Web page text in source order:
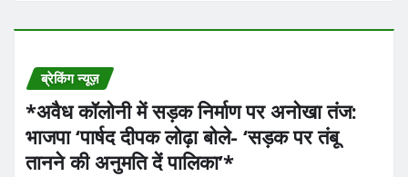
ब्रेकिंग न्यूज़
*अवैध कॉलोनी में सड़क निर्माण पर अनोखा तंज:
भाजपा ‘पार्षद दीपक लोढ़ा बोले- ‘सड़क पर तंबू
तानने की अनुमति दें पालिका’* ​